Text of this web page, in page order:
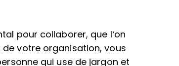
pour collaborer, que l’on
de votre organisation, vous
qui use de jargon et